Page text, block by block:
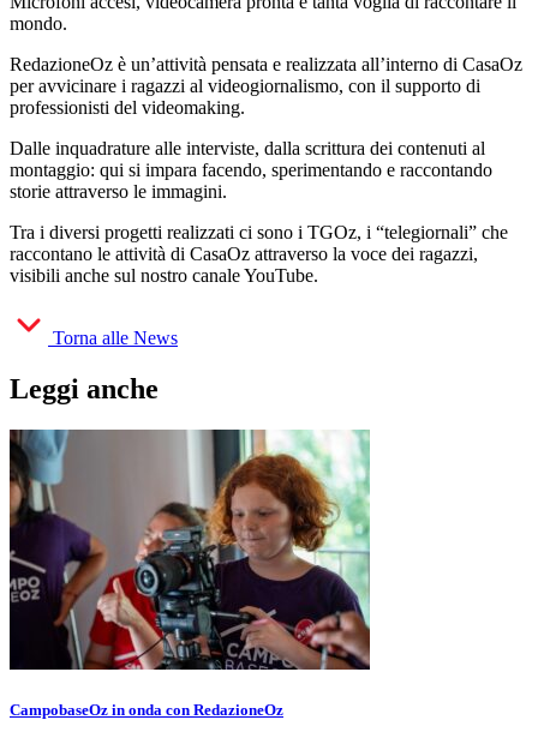
mondo.
RedazioneOz è un’attività pensata e realizzata all’interno di CasaOz
per avvicinare i ragazzi al videogiornalismo, con il supporto di
professionisti del videomaking.
Dalle inquadrature alle interviste, dalla scrittura dei contenuti al
montaggio: qui si impara facendo, sperimentando e raccontando
storie attraverso le immagini.
Tra i diversi progetti realizzati ci sono i TGOz, i “telegiornali” che
raccontano le attività di CasaOz attraverso la voce dei ragazzi,
visibili anche sul nostro canale YouTube.
Torna alle News
Leggi anche
CampobaseOz in onda con RedazioneOz